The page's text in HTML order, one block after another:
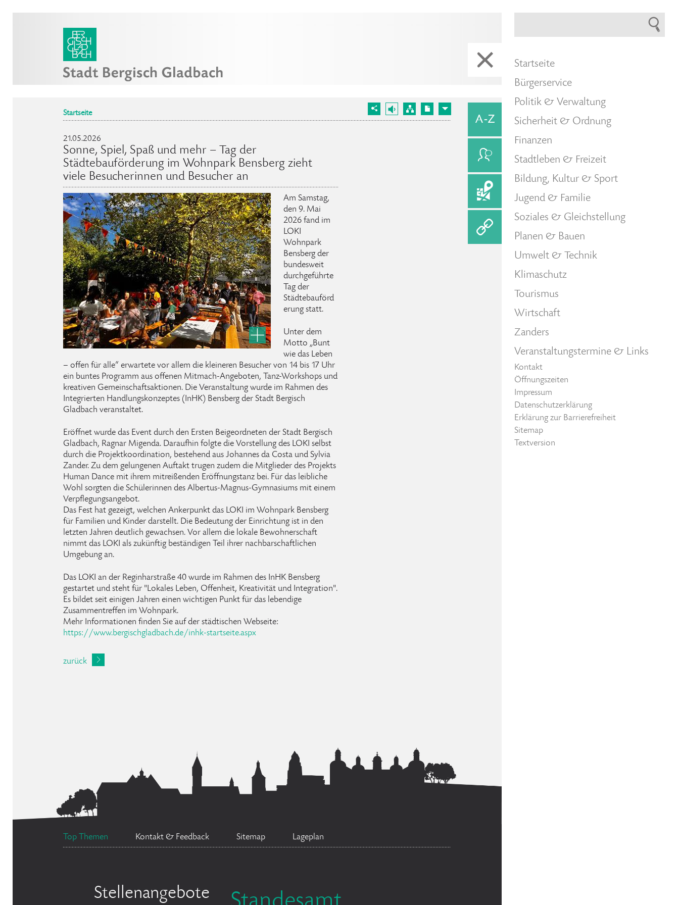
Startseite
21.05.2026
Sonne, Spiel, Spaß und mehr – Tag der
Städtebauförderung im Wohnpark Bensberg zieht
viele Besucherinnen und Besucher an
Am Samstag,
den 9. Mai
2026 fand im
LOKI
Wohnpark
Bensberg der
bundesweit
durchgeführte
Tag der
Städtebauförd
erung statt.
Unter dem
Motto „Bunt
wie das Leben
– offen für alle“ erwartete vor allem die kleineren Besucher von 14 bis 17 Uhr
ein buntes Programm aus offenen Mitmach-Angeboten, Tanz-Workshops und
kreativen Gemeinschaftsaktionen. Die Veranstaltung wurde im Rahmen des
Integrierten Handlungskonzeptes (InHK) Bensberg der Stadt Bergisch
Gladbach veranstaltet.
Eröffnet wurde das Event durch den Ersten Beigeordneten der Stadt Bergisch
Gladbach, Ragnar Migenda. Daraufhin folgte die Vorstellung des LOKI selbst
durch die Projektkoordination, bestehend aus Johannes da Costa und Sylvia
Zander. Zu dem gelungenen Auftakt trugen zudem die Mitglieder des Projekts
Human Dance mit ihrem mitreißenden Eröffnungstanz bei. Für das leibliche
Wohl sorgten die Schülerinnen des Albertus-Magnus-Gymnasiums mit einem
Verpflegungsangebot.
Das Fest hat gezeigt, welchen Ankerpunkt das LOKI im Wohnpark Bensberg
für Familien und Kinder darstellt. Die Bedeutung der Einrichtung ist in den
letzten Jahren deutlich gewachsen. Vor allem die lokale Bewohnerschaft
nimmt das LOKI als zukünftig beständigen Teil ihrer nachbarschaftlichen
Umgebung an.
Das LOKI an der Reginharstraße 40 wurde im Rahmen des InHK Bensberg
gestartet und steht für "Lokales Leben, Offenheit, Kreativität und Integration".
Es bildet seit einigen Jahren einen wichtigen Punkt für das lebendige
Zusammentreffen im Wohnpark.
Mehr Informationen finden Sie auf der städtischen Webseite:
https://www.bergischgladbach.de/inhk-startseite.aspx
zurück
Top Themen Kontakt & Feedback Sitemap Lageplan
Stellenangebote
Startseite
Bürgerservice
Politik & Verwaltung
Sicherheit & Ordnung
Finanzen
Stadtleben & Freizeit
Bildung, Kultur & Sport
Jugend & Familie
Soziales & Gleichstellung
Planen & Bauen
Umwelt & Technik
Klimaschutz
Tourismus
Wirtschaft
Zanders
Veranstaltungstermine & Links
Kontakt
Öffnungszeiten
Impressum
Datenschutzerklärung
Erklärung zur Barrierefreiheit
Sitemap
Textversion